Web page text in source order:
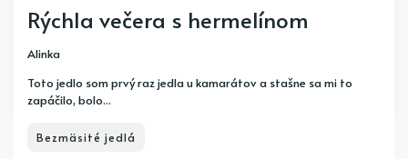
Rýchla večera s hermelínom
Alinka
Toto jedlo som prvý raz jedla u kamarátov a stašne sa mi to
zapáčilo, bolo...
Bezmäsité jedlá